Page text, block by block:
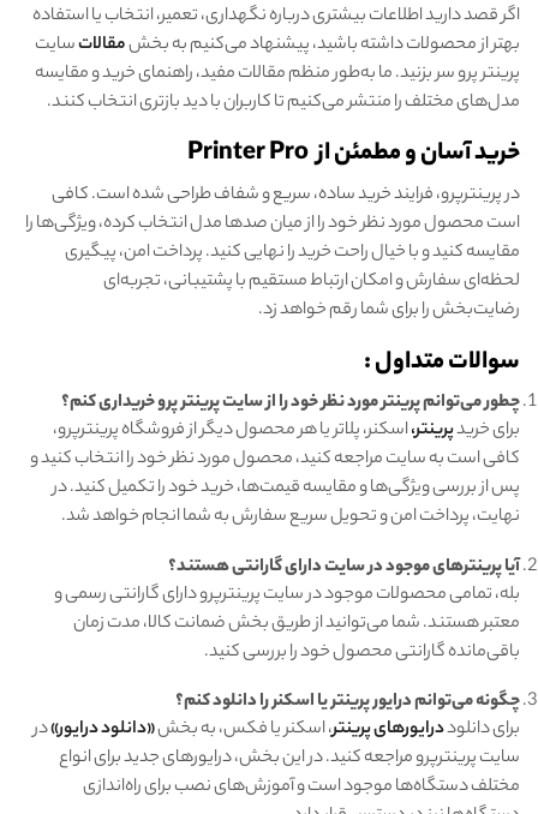
اگر قصد دارید اطلاعات بیشتری درباره نگهداری، تعمیر، انتخاب یا استفاده
بهتر از محصولات داشته باشید، پیشنهاد می‌کنیم به بخشمقالاتسایت
پرینتر پرو سر بزنید. ما به‌طور منظم مقالات مفید، راهنمای خرید و مقایسه
مدل‌های مختلف را منتشر می‌کنیم تا کاربران با دید بازتری انتخاب کنند.
خرید آسان و مطمئن از
در پرینترپرو، فرایند خرید ساده، سریع و شفاف طراحی شده است. کافی
است محصول مورد نظر خود را از میان صدها مدل انتخاب کرده، ویژگی‌ها را
مقایسه کنید و با خیال راحت خرید را نهایی کنید. پرداخت امن، پیگیری
لحظه‌ای سفارش و امکان ارتباط مستقیم با پشتیبانی، تجربه‌ای
رضایت‌بخش را برای شما رقم خواهد زد.
سوالات متداول:
چطور می‌توانم پرینتر مورد نظر خود را از سایت پرینتر پرو خریداری کنم؟
برای خریدپرینتر،اسکنر، پلاتر یا هر محصول دیگر از فروشگاه پرینترپرو،
کافی است به سایت مراجعه کنید، محصول مورد نظر خود را انتخاب کنید و
پس از بررسی ویژگی‌ها و مقایسه قیمت‌ها، خرید خود را تکمیل کنید. در
نهایت، پرداخت امن و تحویل سریع سفارش به شما انجام خواهد شد.
آیا پرینترهای موجود در سایت دارای گارانتی هستند؟
بله، تمامی محصولات موجود در سایت پرینترپرو دارای گارانتی رسمی و
معتبر هستند. شما می‌توانید از طریق بخش ضمانت کالا، مدت زمان
باقی‌مانده گارانتی محصول خود را بررسی کنید.
چگونه می‌توانم درایور پرینتر یا اسکنر را دانلود کنم؟
برای دانلوددرایورهای پرینتر، اسکنر یا فکس، به بخش«دانلود درایور»در
سایت پرینترپرو مراجعه کنید. در این بخش، درایورهای جدید برای انواع
مختلف دستگاه‌ها موجود است و آموزش‌های نصب برای راه‌اندازی